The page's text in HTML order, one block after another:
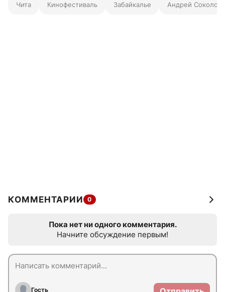
Чита Кинофестиваль Забайкалье Андрей Соколов
КОММЕНТАРИИ 0
Пока нет ни одного комментария.
Начните обсуждение первым!
Гость